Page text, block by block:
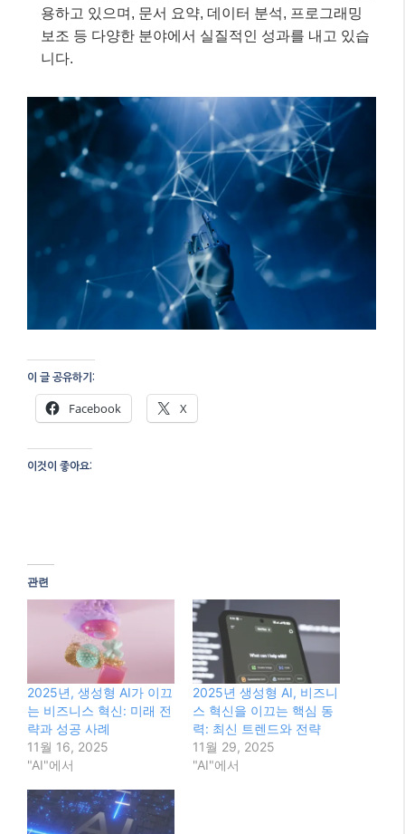
용하고 있으며, 문서 요약, 데이터 분석, 프로그래밍
보조 등 다양한 분야에서 실질적인 성과를 내고 있습
니다.
이 글 공유하기:
Facebook X
이것이 좋아요:
관련
2025년, 생성형 AI가 이끄
는 비즈니스 혁신: 미래 전
략과 성공 사례
11월 16, 2025
"AI"에서
2025년 생성형 AI, 비즈니
스 혁신을 이끄는 핵심 동
력: 최신 트렌드와 전략
11월 29, 2025
"AI"에서